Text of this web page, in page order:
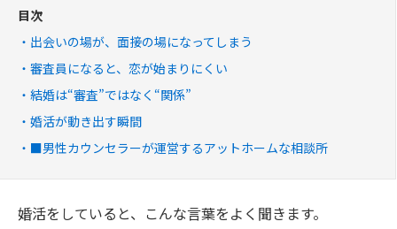
目次
出会いの場が、面接の場になってしまう
審査員になると、恋が始まりにくい
結婚は“審査”ではなく“関係”
婚活が動き出す瞬間
■男性カウンセラーが運営するアットホームな相談所
婚活をしていると、こんな言葉をよく聞きます。